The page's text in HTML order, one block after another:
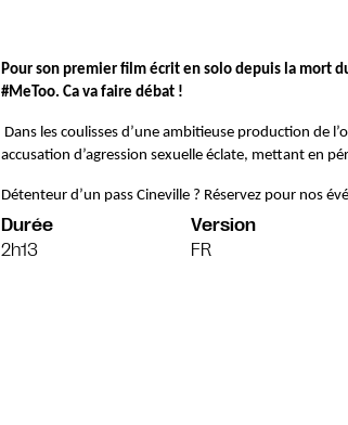
Pour son premier film écrit en solo depuis la mort
#MeToo. Ca va faire débat !
Dans les coulisses d’une ambitieuse production de
accusation d’agression sexuelle éclate, mettant en
Détenteur d’un pass Cineville ? Réservez pour nos
Durée
2h13
Version
FR